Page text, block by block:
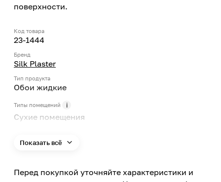
поверхности.
Код товара
23-1444
Бренд
Silk Plaster
Тип продукта
Обои жидкие
Типы помещений
Сухие помещения
Стена, Потолок
Цвет заявленный производителем
Показать всё
Перед покупкой уточняйте характеристики и